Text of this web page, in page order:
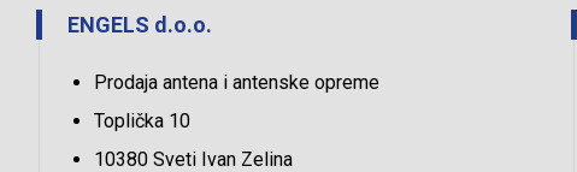
ENGELS d.o.o.
Prodaja antena i antenske opreme
Toplička 10
10380 Sveti Ivan Zelina